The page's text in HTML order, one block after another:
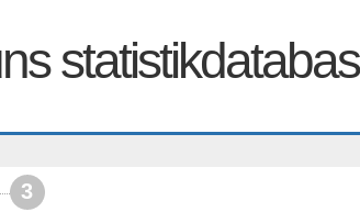
statistikdatabas
3